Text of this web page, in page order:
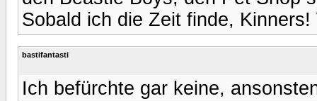
Sobald ich die Zeit finde,
bastifantasti
Ich befürchte gar keine,